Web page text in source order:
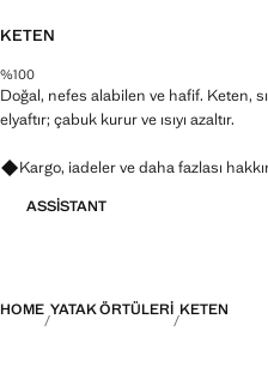
KETEN
%100
Doğal, nefes alabilen ve hafif. Keten,
elyaftır; çabuk kurur ve ısıyı azaltır.
Kargo, iadeler ve daha fazlası
ASSISTANT
HOME YATAK ÖRTÜLERI KETEN